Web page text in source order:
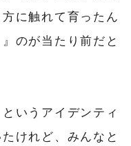
に触れて育ったん
のが当たり前だと
いうアイデンティ
けれど、みんなと